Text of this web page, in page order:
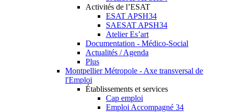
Activités de l’ESAT
ESAT APSH34
SAESAT APSH34
Atelier Es’art
Documentation - Médico-Social
Actualités / Agenda
Plus
Montpellier Métropole - Axe transversal de
l'Emploi
Établissements et services
Cap emploi
Emploi Accompagné 34